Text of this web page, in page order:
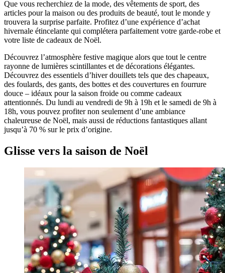
Que vous recherchiez de la mode, des vêtements de sport, des
articles pour la maison ou des produits de beauté, tout le monde y
trouvera la surprise parfaite. Profitez d’une expérience d’achat
hivernale étincelante qui complétera parfaitement votre garde-robe et
votre liste de cadeaux de Noël.
Découvrez l’atmosphère festive magique alors que tout le centre
rayonne de lumières scintillantes et de décorations élégantes.
Découvrez des essentiels d’hiver douillets tels que des chapeaux,
des foulards, des gants, des bottes et des couvertures en fourrure
douce – idéaux pour la saison froide ou comme cadeaux
attentionnés. Du lundi au vendredi de 9h à 19h et le samedi de 9h à
18h, vous pouvez profiter non seulement d’une ambiance
chaleureuse de Noël, mais aussi de réductions fantastiques allant
jusqu’à 70 % sur le prix d’origine.
Glisse vers la saison de Noël